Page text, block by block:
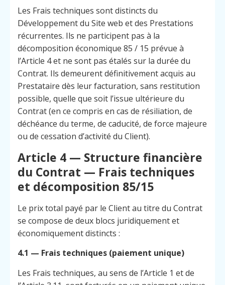
Les Frais techniques sont distincts du
Développement du Site web et des Prestations
récurrentes. Ils ne participent pas à la
décomposition économique 85 / 15 prévue à
l’Article 4 et ne sont pas étalés sur la durée du
Contrat. Ils demeurent définitivement acquis au
Prestataire dès leur facturation, sans restitution
possible, quelle que soit l’issue ultérieure du
Contrat (en ce compris en cas de résiliation, de
déchéance du terme, de caducité, de force majeure
ou de cessation d’activité du Client).
Article 4 — Structure financière
du Contrat — Frais techniques
et décomposition 85/15
Le prix total payé par le Client au titre du Contrat
se compose de deux blocs juridiquement et
économiquement distincts :
4.1 — Frais techniques (paiement unique)
Les Frais techniques, au sens de l’Article 1 et de